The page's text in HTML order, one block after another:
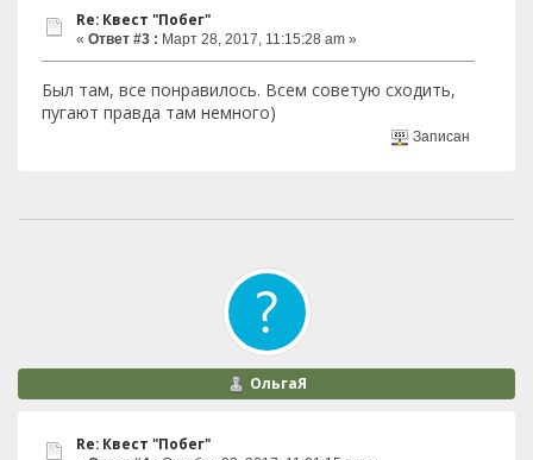
Re: Квест "Побег"
« Ответ #3 : Март 28, 2017, 11:15:28 am »
Был там, все понравилось. Всем советую сходить,
пугают правда там немного)
Записан
ОльгаЯ
Re: Квест "Побег"